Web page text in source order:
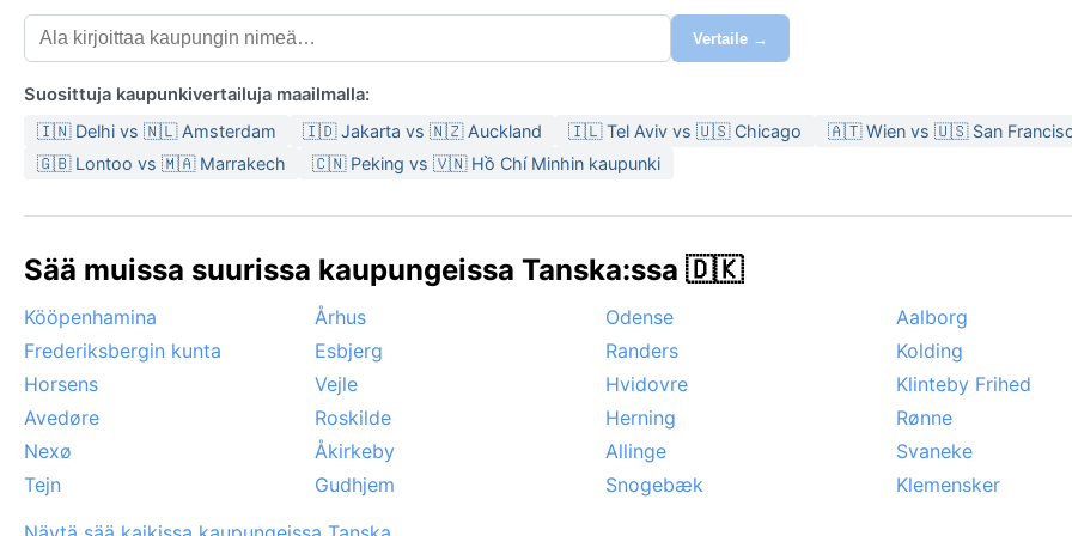
Vertaile →
Suosittuja kaupunkivertailuja maailmalla:
🇮🇳 Delhi vs 🇳🇱 Amsterdam 🇮🇩 Jakarta vs 🇳🇿 Auckland 🇮🇱 Tel Aviv vs 🇺🇸 Chicago
🇦🇹 Wien vs 🇺🇸 San
🇬🇧 Lontoo vs 🇲🇦 Marrakech
🇨🇳 Peking vs 🇻🇳 Hồ Chí Minhin kaupunki
Sää muissa suurissa kaupungeissa Tanska:ssa 🇩🇰
Kööpenhamina Århus Odense
Aalborg
Frederiksbergin kunta
Esbjerg Randers
Kolding
Horsens
Vejle Hvidovre
Klinteby Frihed
Avedøre
Roskilde Herning
Rønne
Nexø
Åkirkeby Allinge
Svaneke
Tejn
Gudhjem Snogebæk
Klemensker